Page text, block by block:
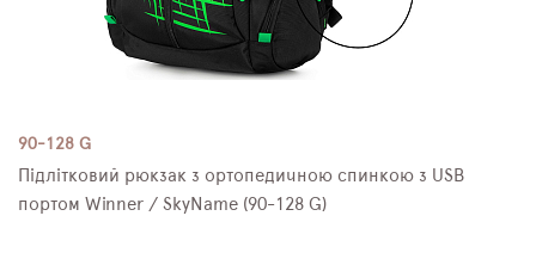
90-128 G
Підлітковий рюкзак з ортопедичною спинкою з USB
портом Winner / SkyName (90-128 G)